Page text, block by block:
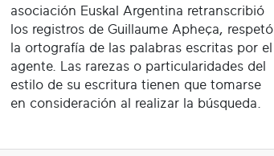
asociación Euskal Argentina retranscribió
los registros de Guillaume Apheça, respetó
la ortografía de las palabras escritas por el
agente. Las rarezas o particularidades del
estilo de su escritura tienen que tomarse
en consideración al realizar la búsqueda.